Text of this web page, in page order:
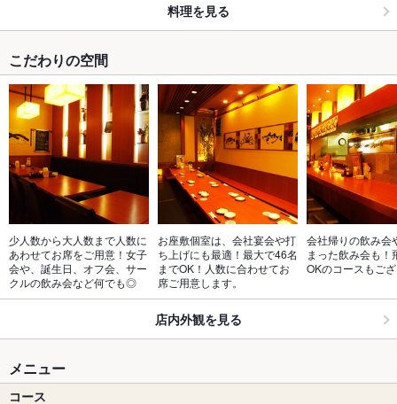
料理を見る
こだわりの空間
少人数から大人数まで人数に
あわせてお席をご用意！女子
会や、誕生日、オフ会、サー
クルの飲み会など何でも◎
お座敷個室は、会社宴会や打
ち上げにも最適！最大で46名
までOK！人数に合わせてお
席ご用意します。
会社帰りの飲み会
まった飲み会も！
OKのコースもご
店内外観を見る
メニュー
コース